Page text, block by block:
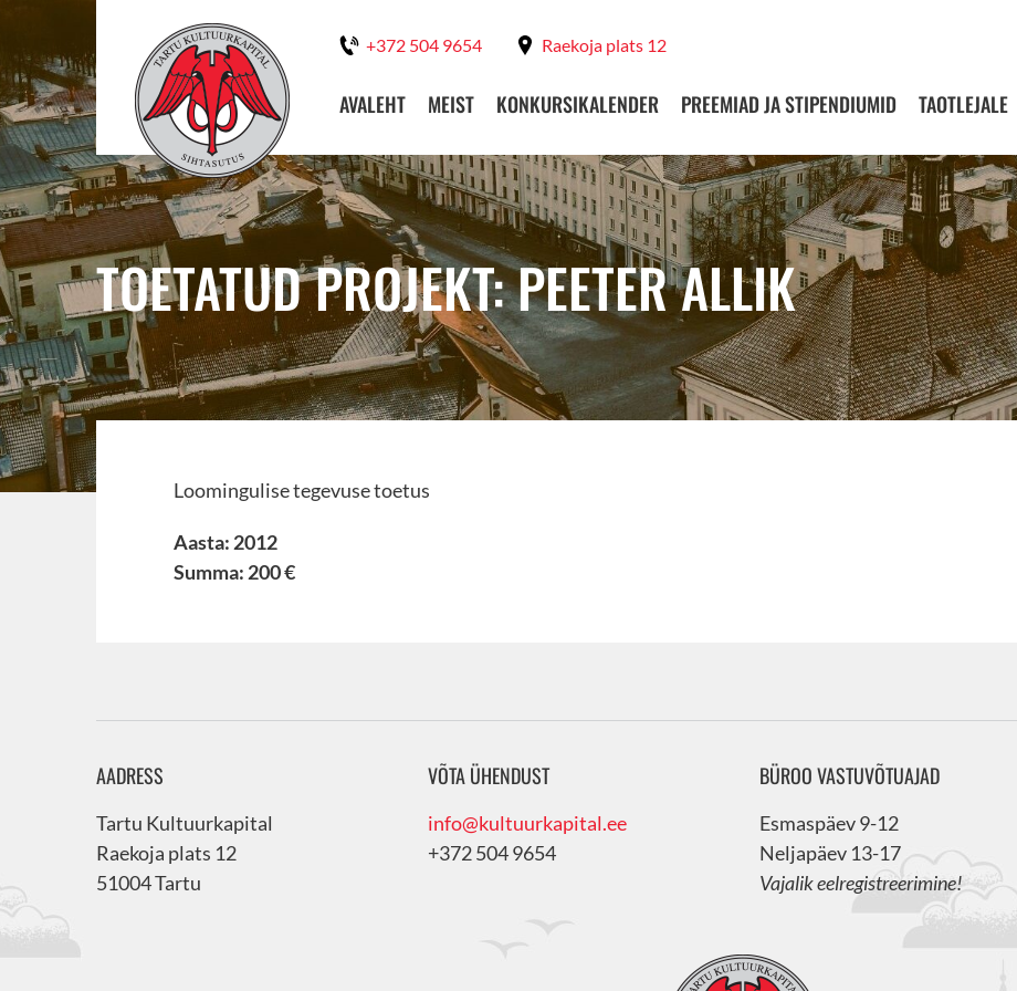
+372 504 9654 Raekoja plats 12
AVALEHT MEIST KONKURSIKALENDER PREEMIAD JA STIPENDIUMID TAOTLEJALE
TOETATUD PROJEKT: PEETER ALLIK
Loomingulise tegevuse toetus
Aasta: 2012
Summa: 200 €
AADRESS
Tartu Kultuurkapital
Raekoja plats 12
51004 Tartu
VÕTA ÜHENDUST
info@kultuurkapital.ee
+372 504 9654
BÜROO VASTUVÕTUAJAD
Esmaspäev 9-12
Neljapäev 13-17
Vajalik eelregistreerimine!